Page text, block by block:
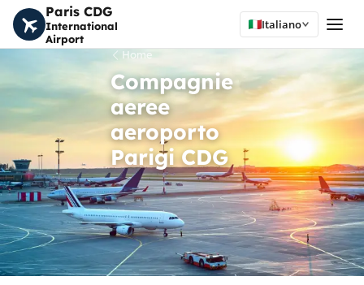
Paris CDG
International
Airport
Italiano
Home
Compagnie
aeree
aeroporto
Parigi CDG